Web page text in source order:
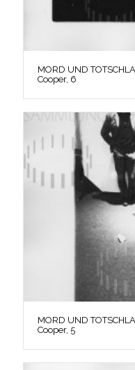
MORD UND
Cooper, 6
MORD UND
Cooper, 5